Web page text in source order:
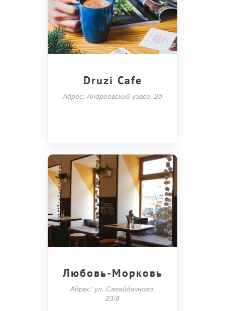
Druzi Cafe
Адрес: Андреевский узвоз, 2д
Любовь-Морковь
Адрес: ул. Сагайдачного,
23/8